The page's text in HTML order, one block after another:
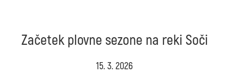
Začetek plovne sezone na reki Soči
15. 3. 2026